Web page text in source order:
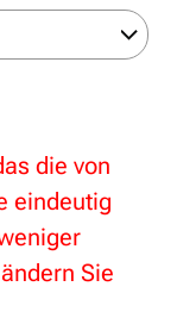
die von
eindeutig
Sie